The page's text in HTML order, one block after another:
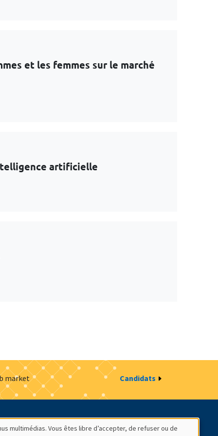
et les femmes sur le marché
artificielle
market Candidats
des cookies Intranet
multimédias. Vous êtes libre d’accepter, de refuser ou de